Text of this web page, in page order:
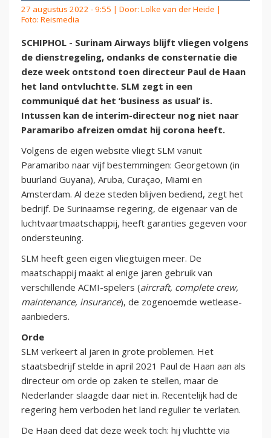
27 augustus 2022 - 9:55 | Door: Lolke van der Heide |
Foto: Reismedia
SCHIPHOL - Surinam Airways blijft vliegen volgens
de dienstregeling, ondanks de consternatie die
deze week ontstond toen directeur Paul de Haan
het land ontvluchtte. SLM zegt in een
communiqué dat het ‘business as usual’ is.
Intussen kan de interim-directeur nog niet naar
Paramaribo afreizen omdat hij corona heeft.
Volgens de eigen website vliegt SLM vanuit
Paramaribo naar vijf bestemmingen: Georgetown (in
buurland Guyana), Aruba, Curaçao, Miami en
Amsterdam. Al deze steden blijven bediend, zegt het
bedrijf. De Surinaamse regering, de eigenaar van de
luchtvaartmaatschappij, heeft garanties gegeven voor
ondersteuning.
SLM heeft geen eigen vliegtuigen meer. De
maatschappij maakt al enige jaren gebruik van
verschillende ACMI-spelers (aircraft, complete crew,
maintenance, insurance), de zogenoemde wetlease-
aanbieders.
Orde
SLM verkeert al jaren in grote problemen. Het
staatsbedrijf stelde in april 2021 Paul de Haan aan als
directeur om orde op zaken te stellen, maar de
Nederlander slaagde daar niet in. Recentelijk had de
regering hem verboden het land regulier te verlaten.
De Haan deed dat deze week toch: hij vluchtte via